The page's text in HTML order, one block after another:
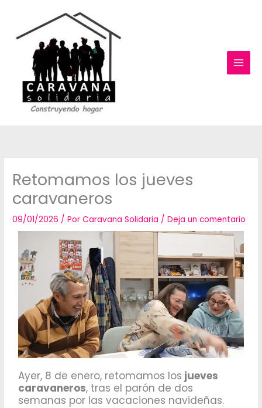
contenido
Retomamos los jueves
caravaneros
09/01/2026 / PorCaravana Solidaria /Deja un comentario
Ayer, 8 de enero, retomamos los jueves
caravaneros, tras el parón de dos
semanas por las vacaciones navideñas.